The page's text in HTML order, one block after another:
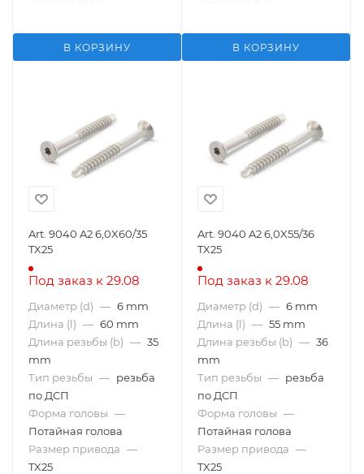
В КОРЗИНУ В КОРЗИНУ
Art. 9040 A2 6,0X60/35
TX25
Под заказ к 29.08
Диаметр (d) — 6 mm
Длина (l) — 60 mm
Длина резьбы (b) — 35
mm
Тип резьбы — резьба
по ДСП
Форма головы —
Потайная голова
Размер привода —
TX25
Art. 9040 A2 6,0X55/36
TX25
Под заказ к 29.08
Диаметр (d) — 6 mm
Длина (l) — 55 mm
Длина резьбы (b) — 36
mm
Тип резьбы — резьба
по ДСП
Форма головы —
Потайная голова
Размер привода —
TX25